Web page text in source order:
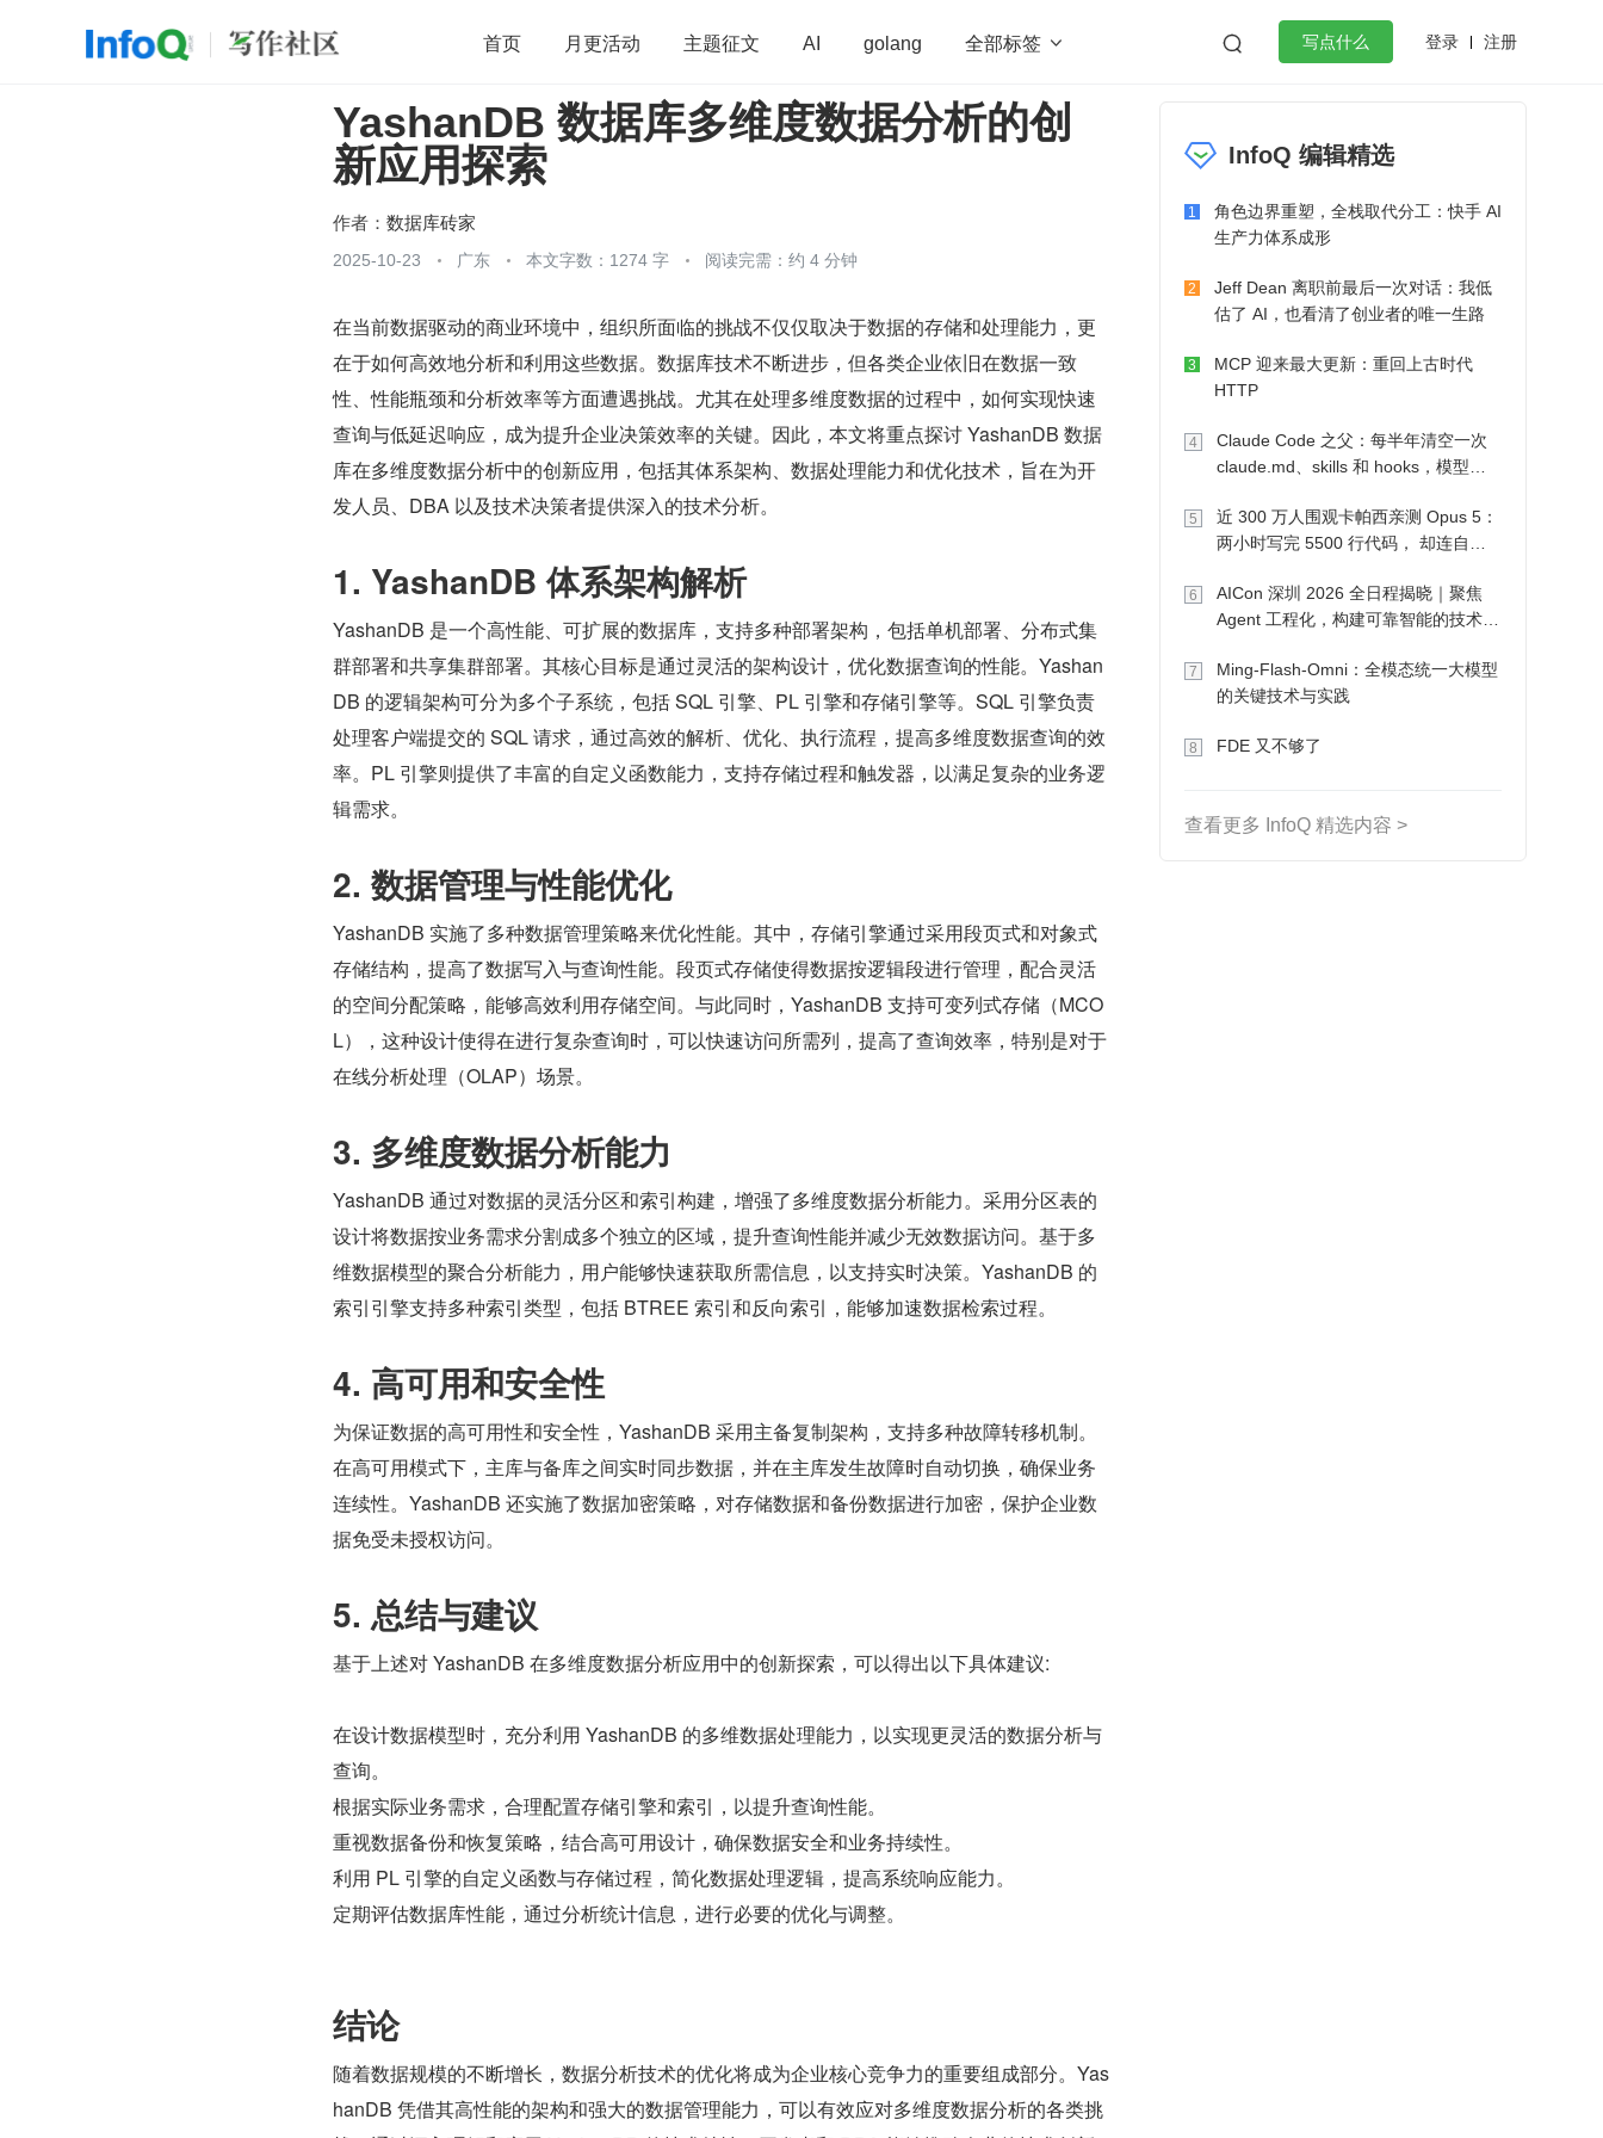
首页 月更活动 主题征文 AI golang 全部标签   写点什么 登录 注册
开源 架构 OpenHarmony 算法 学习方法 Web3.0 高效工作
团队管理 程序员 微服务架构 flutter
YashanDB 数据库多维度数据分析的创
新应用探索
作者： 数据库砖家
2025-10-23 广东 本文字数：1274 字 阅读完需：约 4 分钟
在当前数据驱动的商业环境中，组织所面临的挑战不仅仅取决于数据的存储和处理能力，更
在于如何高效地分析和利用这些数据。数据库技术不断进步，但各类企业依旧在数据一致
性、性能瓶颈和分析效率等方面遭遇挑战。尤其在处理多维度数据的过程中，如何实现快速
查询与低延迟响应，成为提升企业决策效率的关键。因此，本文将重点探讨 YashanDB 数据
库在多维度数据分析中的创新应用，包括其体系架构、数据处理能力和优化技术，旨在为开
发人员、DBA 以及技术决策者提供深入的技术分析。
1. YashanDB 体系架构解析
YashanDB 是一个高性能、可扩展的数据库，支持多种部署架构，包括单机部署、分布式集
群部署和共享集群部署。其核心目标是通过灵活的架构设计，优化数据查询的性能。Yashan
DB 的逻辑架构可分为多个子系统，包括 SQL 引擎、PL 引擎和存储引擎等。SQL 引擎负责
处理客户端提交的 SQL 请求，通过高效的解析、优化、执行流程，提高多维度数据查询的效
率。PL 引擎则提供了丰富的自定义函数能力，支持存储过程和触发器，以满足复杂的业务逻
辑需求。
2. 数据管理与性能优化
YashanDB 实施了多种数据管理策略来优化性能。其中，存储引擎通过采用段页式和对象式
存储结构，提高了数据写入与查询性能。段页式存储使得数据按逻辑段进行管理，配合灵活
的空间分配策略，能够高效利用存储空间。与此同时，YashanDB 支持可变列式存储（MCO
L），这种设计使得在进行复杂查询时，可以快速访问所需列，提高了查询效率，特别是对于
在线分析处理（OLAP）场景。
3. 多维度数据分析能力
YashanDB 通过对数据的灵活分区和索引构建，增强了多维度数据分析能力。采用分区表的
设计将数据按业务需求分割成多个独立的区域，提升查询性能并减少无效数据访问。基于多
维数据模型的聚合分析能力，用户能够快速获取所需信息，以支持实时决策。YashanDB 的
索引引擎支持多种索引类型，包括 BTREE 索引和反向索引，能够加速数据检索过程。
4. 高可用和安全性
为保证数据的高可用性和安全性，YashanDB 采用主备复制架构，支持多种故障转移机制。
在高可用模式下，主库与备库之间实时同步数据，并在主库发生故障时自动切换，确保业务
连续性。YashanDB 还实施了数据加密策略，对存储数据和备份数据进行加密，保护企业数
据免受未授权访问。
5. 总结与建议
基于上述对 YashanDB 在多维度数据分析应用中的创新探索，可以得出以下具体建议:
在设计数据模型时，充分利用 YashanDB 的多维数据处理能力，以实现更灵活的数据分析与
查询。
根据实际业务需求，合理配置存储引擎和索引，以提升查询性能。
重视数据备份和恢复策略，结合高可用设计，确保数据安全和业务持续性。
利用 PL 引擎的自定义函数与存储过程，简化数据处理逻辑，提高系统响应能力。
定期评估数据库性能，通过分析统计信息，进行必要的优化与调整。
结论
随着数据规模的不断增长，数据分析技术的优化将成为企业核心竞争力的重要组成部分。Yas
hanDB 凭借其高性能的架构和强大的数据管理能力，可以有效应对多维度数据分析的各类挑
InfoQ 编辑精选
1
角色边界重塑，全栈取代分工：快手 AI
生产力体系成形
2
Jeff Dean 离职前最后一次对话：我低
估了 AI，也看清了创业者的唯一生路
3
MCP 迎来最大更新：重回上古时代
HTTP
4
Claude Code 之父：每半年清空一次
claude.md、skills 和 hooks，模型自
5
近 300 万人围观卡帕西亲测 Opus 5：
两小时写完 5500 行代码， 却连自己
6
AICon 深圳 2026 全日程揭晓｜聚焦
Agent 工程化，构建可靠智能的技术路
7
Ming-Flash-Omni：全模态统一大模型
的关键技术与实践
8 FDE 又不够了
查看更多 InfoQ 精选内容 >